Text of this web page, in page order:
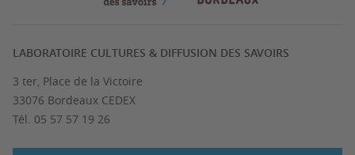
LABORATOIRE CULTURES & DIFFUSION DES SAVOIRS
3 ter, Place de la Victoire
33076 Bordeaux CEDEX
Tél. 05 57 57 19 26